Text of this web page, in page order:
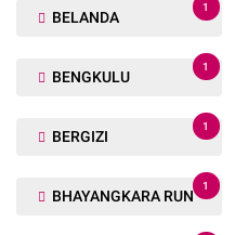
BELANDA
1
BENGKULU
1
BERGIZI
1
BHAYANGKARA RUN
1